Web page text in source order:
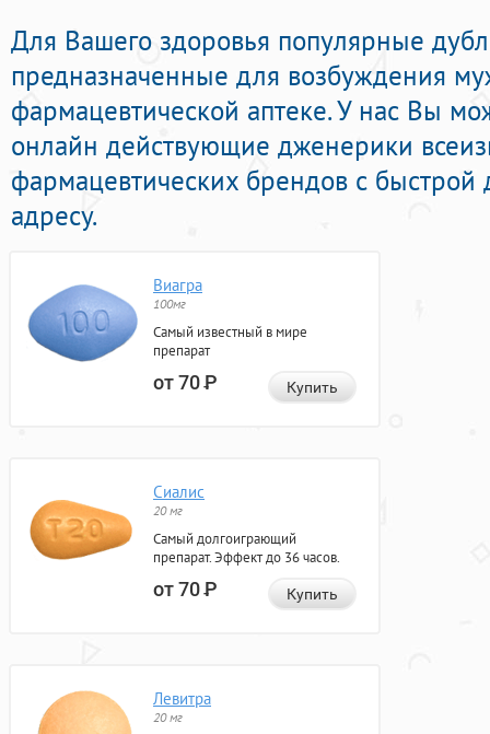
Для Вашего здоровья популярные
предназначенные для возбуждения
фармацевтической аптеке. У нас Вы
онлайн действующие дженерики
фармацевтических брендов с быстрой
адресу.
Виагра
100мг
Самый известный в мире
препарат
от 70Р Купить
Сиалис
20 мг
Самый долгоиграющий
препарат. Эффект до 36 часов.
от 70Р Купить
Левитра
20 мг